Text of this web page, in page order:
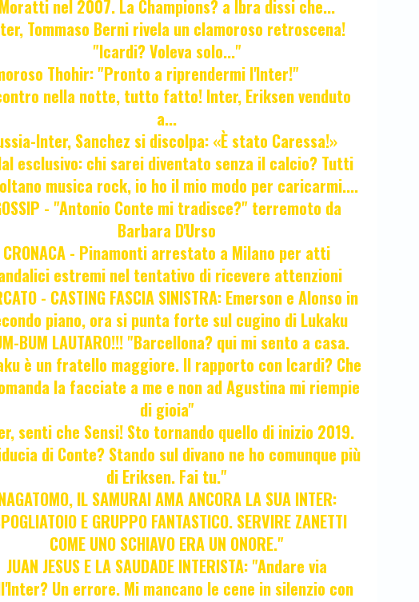
Moratti nel 2007. La Champions? a Ibra dissi che...
Tommaso Berni rivela un clamoroso retroscena!
"Icardi? Voleva solo..."
Thohir: "Pronto a riprendermi l'Inter!"
nella notte, tutto fatto! Inter, Eriksen venduto
a...
Inter, Sanchez si discolpa: «È stato Caressa!»
esclusivo: chi sarei diventato senza il calcio? Tutti
musica rock, io ho il mio modo per caricarmi....
- "Antonio Conte mi tradisce?" terremoto da
Barbara D'Urso
CRONACA - Pinamonti arrestato a Milano per atti
estremi nel tentativo di ricevere attenzioni
- CASTING FASCIA SINISTRA: Emerson e Alonso in
piano, ora si punta forte sul cugino di Lukaku
BUM LAUTARO!!! "Barcellona? qui mi sento a casa.
è un fratello maggiore. Il rapporto con Icardi? Che
la facciate a me e non ad Agustina mi riempie
di gioia"
senti che Sensi! Sto tornando quello di inizio 2019.
di Conte? Stando sul divano ne ho comunque più
di Eriksen. Fai tu."
IL SAMURAI AMA ANCORA LA SUA INTER:
E GRUPPO FANTASTICO. SERVIRE ZANETTI
COME UNO SCHIAVO ERA UN ONORE."
JUAN JESUS E LA SAUDADE INTERISTA: "Andare via
Un errore. Mi mancano le cene in silenzio con